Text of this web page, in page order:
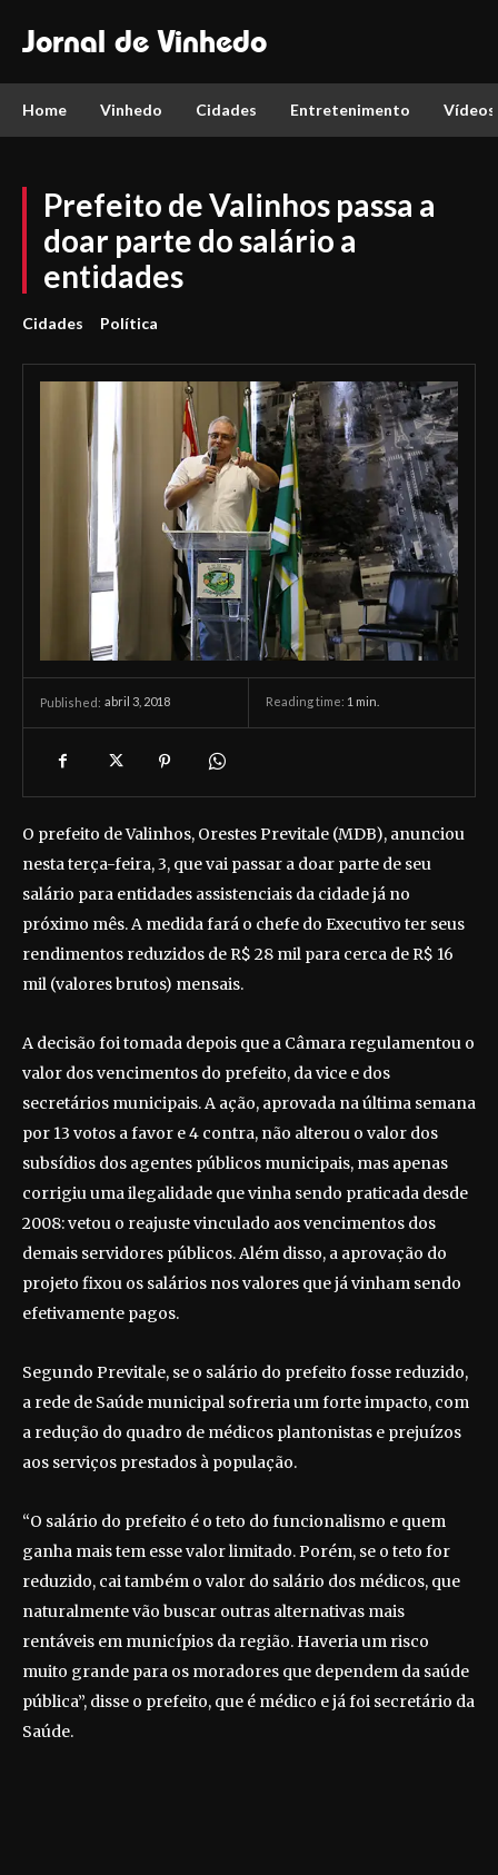
Jornal de Vinhedo
Home Vinhedo Cidades Entretenimento Vídeos
Prefeito de Valinhos passa a
doar parte do salário a
entidades
Cidades Política
Published: abril 3, 2018 Reading time: 1 min.
O prefeito de Valinhos, Orestes Previtale (MDB), anunciou
nesta terça-feira, 3, que vai passar a doar parte de seu
salário para entidades assistenciais da cidade já no
próximo mês. A medida fará o chefe do Executivo ter seus
rendimentos reduzidos de R$ 28 mil para cerca de R$ 16
mil (valores brutos) mensais.
A decisão foi tomada depois que a Câmara regulamentou o
valor dos vencimentos do prefeito, da vice e dos
secretários municipais. A ação, aprovada na última semana
por 13 votos a favor e 4 contra, não alterou o valor dos
subsídios dos agentes públicos municipais, mas apenas
corrigiu uma ilegalidade que vinha sendo praticada desde
2008: vetou o reajuste vinculado aos vencimentos dos
demais servidores públicos. Além disso, a aprovação do
projeto fixou os salários nos valores que já vinham sendo
efetivamente pagos.
Segundo Previtale, se o salário do prefeito fosse reduzido,
a rede de Saúde municipal sofreria um forte impacto, com
a redução do quadro de médicos plantonistas e prejuízos
aos serviços prestados à população.
“O salário do prefeito é o teto do funcionalismo e quem
ganha mais tem esse valor limitado. Porém, se o teto for
reduzido, cai também o valor do salário dos médicos, que
naturalmente vão buscar outras alternativas mais
rentáveis em municípios da região. Haveria um risco
muito grande para os moradores que dependem da saúde
pública”, disse o prefeito, que é médico e já foi secretário da
Saúde.